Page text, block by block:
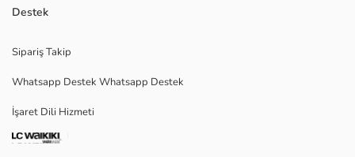
Destek
Sipariş Takip
Whatsapp Destek Whatsapp Destek
İşaret Dili Hizmeti